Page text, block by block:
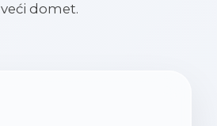
veći domet.